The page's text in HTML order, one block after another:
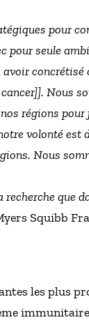
pour
pour seule
avoir
Nous
régions
volonté est
Nous
que
Squibb
les plus